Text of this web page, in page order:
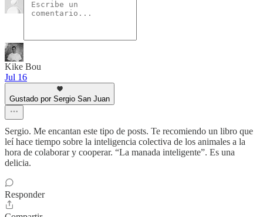
Kike Bou
Jul 16
Gustado por Sergio San Juan
Sergio. Me encantan este tipo de posts. Te recomiendo un libro que
leí hace tiempo sobre la inteligencia colectiva de los animales a la
hora de colaborar y cooperar. “La manada inteligente”. Es una
delicia.
Responder